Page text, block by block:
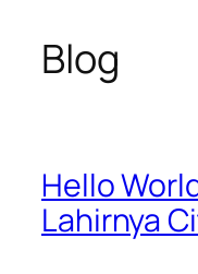
Blog
Hello
Lahirnya